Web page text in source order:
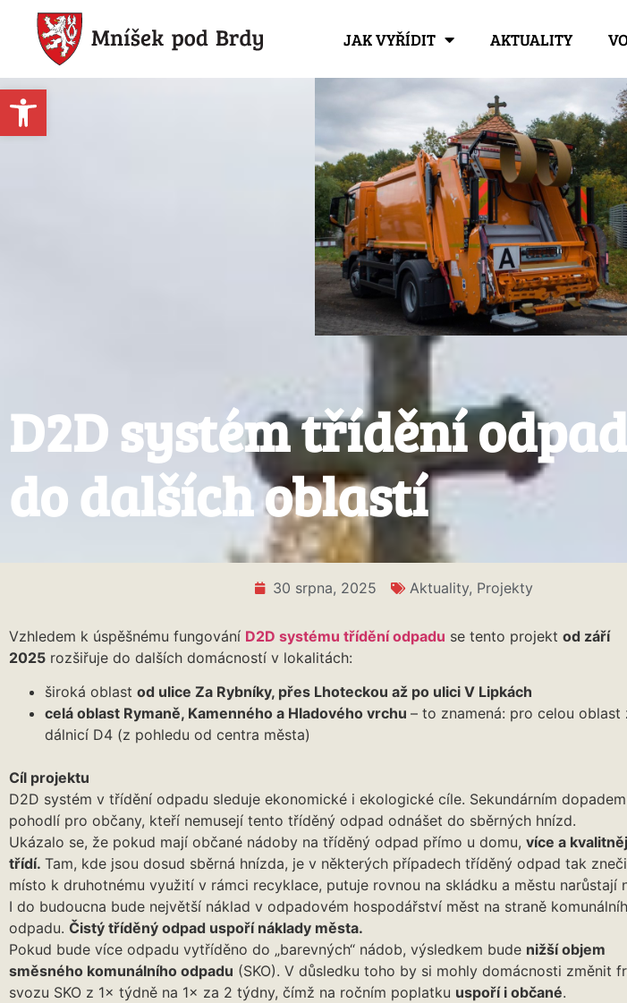
Open toolbar
JAK VYŘÍDIT AKTUALITY
D2D systém třídění
do dalších oblastí
30 srpna, 2025 Aktuality, Projekty
Vzhledem k úspěšnému fungování D2D systému třídění odpadu se tento projekt od září
2025 rozšiřuje do dalších domácností v lokalitách:
široká oblast od ulice Za Rybníky, přes Lhoteckou až po ulici V Lipkách
celá oblast Rymaně, Kamenného a Hladového vrchu – to znamená: pro celou oblast
dálnicí D4 (z pohledu od centra města)
Cíl projektu
D2D systém v třídění odpadu sleduje ekonomické i ekologické cíle. Sekundárním
pohodlí pro občany, kteří nemusejí tento tříděný odpad odnášet do sběrných hnízd.
Ukázalo se, že pokud mají občané nádoby na tříděný odpad přímo u domu, více a
třídí. Tam, kde jsou dosud sběrná hnízda, je v některých případech tříděný odpad tak
místo k druhotnému využití v rámci recyklace, putuje rovnou na skládku a městu narůstají
I do budoucna bude největší náklad v odpadovém hospodářství měst na straně
odpadu. Čistý tříděný odpad uspoří náklady města.
Pokud bude více odpadu vytříděno do „barevných“ nádob, výsledkem bude nižší objem
směsného komunálního odpadu (SKO). V důsledku toho by si mohly domácnosti změnit
svozu SKO z 1× týdně na 1× za 2 týdny, čímž na ročním poplatku uspoří i občané.